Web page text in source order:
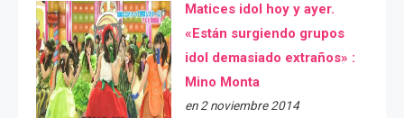
Matices idol hoy y ayer.
«Están surgiendo grupos
idol demasiado extraños» :
Mino Monta
en 2 noviembre 2014